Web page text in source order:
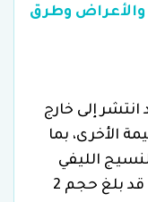
وطرق
قد انتشر إلى خارج
الأخرى، بما
الليفي
وربما الجلد. في الدرجة 1 يكون الورم قد بلغ حجم 2